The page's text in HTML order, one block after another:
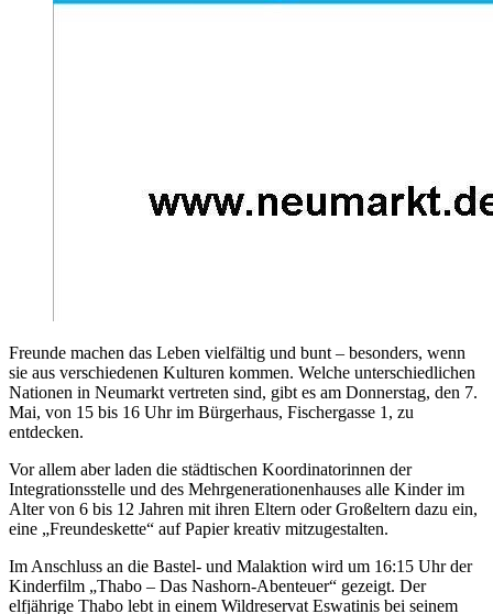
Freunde machen das Leben vielfältig und bunt – besonders, wenn
sie aus verschiedenen Kulturen kommen. Welche unterschiedlichen
Nationen in Neumarkt vertreten sind, gibt es am Donnerstag, den 7.
Mai, von 15 bis 16 Uhr im Bürgerhaus, Fischergasse 1, zu
entdecken.
Vor allem aber laden die städtischen Koordinatorinnen der
Integrationsstelle und des Mehrgenerationenhauses alle Kinder im
Alter von 6 bis 12 Jahren mit ihren Eltern oder Großeltern dazu ein,
eine „Freundeskette“ auf Papier kreativ mitzugestalten.
Im Anschluss an die Bastel- und Malaktion wird um 16:15 Uhr der
Kinderfilm „Thabo – Das Nashorn-Abenteuer“ gezeigt. Der
elfjährige Thabo lebt in einem Wildreservat Eswatinis bei seinem